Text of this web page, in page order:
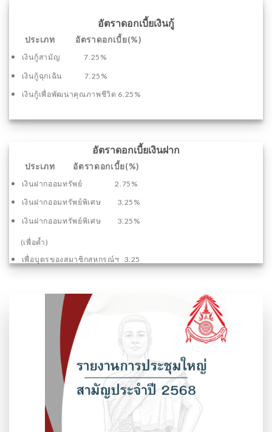
อัตราดอกเบี้ยเงินกู้
ประเภท อัตราดอกเบี้ย(%)
เงินกู้สามัญ 7.25%
เงินกู้ฉุกเฉิน 7.25%
เงินกู้เพื่อพัฒนาคุณภาพชีวิต 6.25%
อัตราดอกเบี้ยเงินฝาก
ประเภท อัตราดอกเบี้ย(%)
เงินฝากออมทรัพย์ 2.75%
เงินฝากออมทรัพย์พิเศษ 3.25%
เงินฝากออมทรัพย์พิเศษ 3.25%
(เพื่อค้ำ)
เพื่อบุตรของสมาชิกสหกรณ์ฯ 3.25